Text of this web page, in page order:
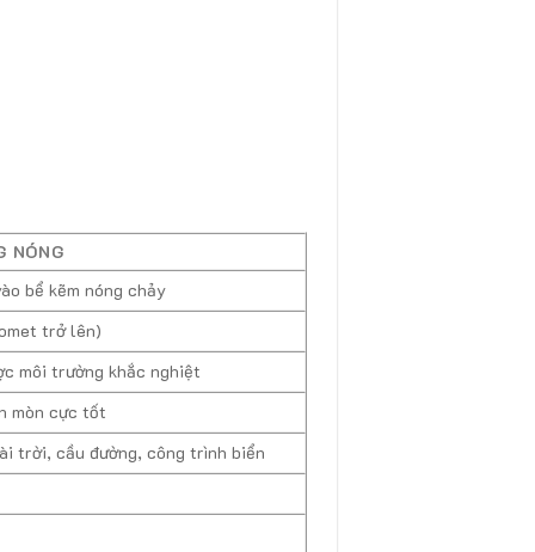
NÓNG
bể kẽm nóng chảy
trở lên)
môi trường khắc nghiệt
mòn cực tốt
trời, cầu đường, công trình biển